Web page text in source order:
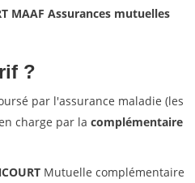
MAAF Assurances mutuelles
?
par l'assurance maladie (les
charge par la complémentaire
Mutuelle complémentaire